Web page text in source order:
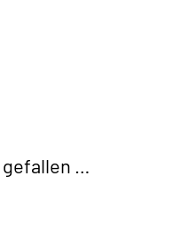
gefallen …